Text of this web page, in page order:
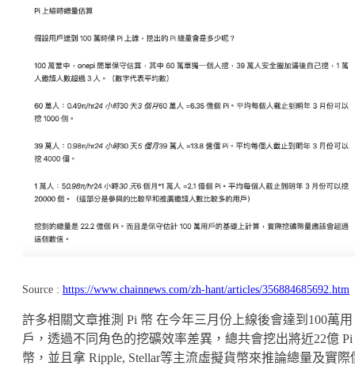
Source : https://www.chainnews.com/zh-hant/articles/356884685692.htm
許多相關文章推測 Pi 幣 在今年三月份上線後會達到100萬用
戶，透過不同角色的挖礦效率差異，總共會挖出將近22億 Pi
幣，並且拿 Ripple, Stellar等主流虛擬貨幣來推論總量及實際